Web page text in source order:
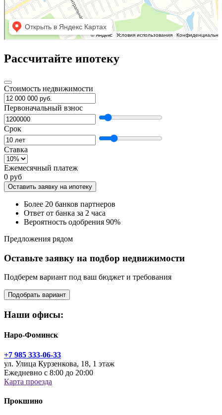
Рассчитайте ипотеку
Стоимость недвижимости
Первоначальный взнос
Срок
Ставка
Ежемесячный платеж
0 руб
Оставить заявку на ипотеку
Более 20 банков партнеров
Ответ от банка за 2 часа
Вероятность одобрения 90%
Предложения рядом
Оставьте заявку на подбор недвижимости
Подберем вариант под ваш бюджет и требования
Подобрать вариант
Наши офисы:
Наро-Фоминск
+7 985 333-06-33
ул. Улица Курзенкова, 18, 1 этаж
Ежедневно с 8:00 до 20:00
Карта проезда
Прокшино